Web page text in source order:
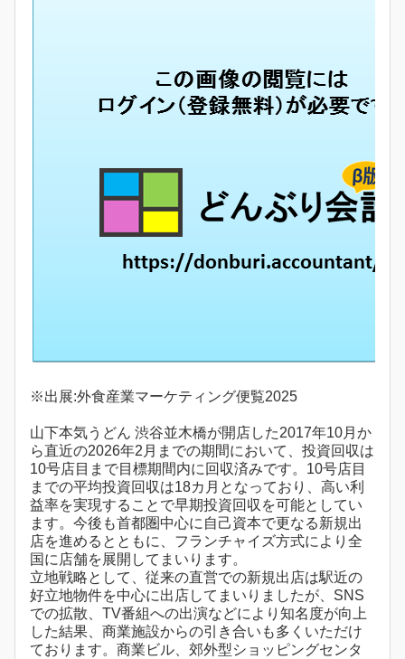
※出展:外食産業マーケティング便覧2025
山下本気うどん 渋谷並木橋が開店した2017年10月か
ら直近の2026年2月までの期間において、投資回収は
10号店目まで目標期間内に回収済みです。10号店目
までの平均投資回収は18カ月となっており、高い利
益率を実現することで早期投資回収を可能としてい
ます。今後も首都圏中心に自己資本で更なる新規出
店を進めるとともに、フランチャイズ方式により全
国に店舗を展開してまいります。
立地戦略として、従来の直営での新規出店は駅近の
好立地物件を中心に出店してまいりましたが、SNS
での拡散、TV番組への出演などにより知名度が向上
した結果、商業施設からの引き合いも多くいただけ
ております。商業ビル、郊外型ショッピングセンタ